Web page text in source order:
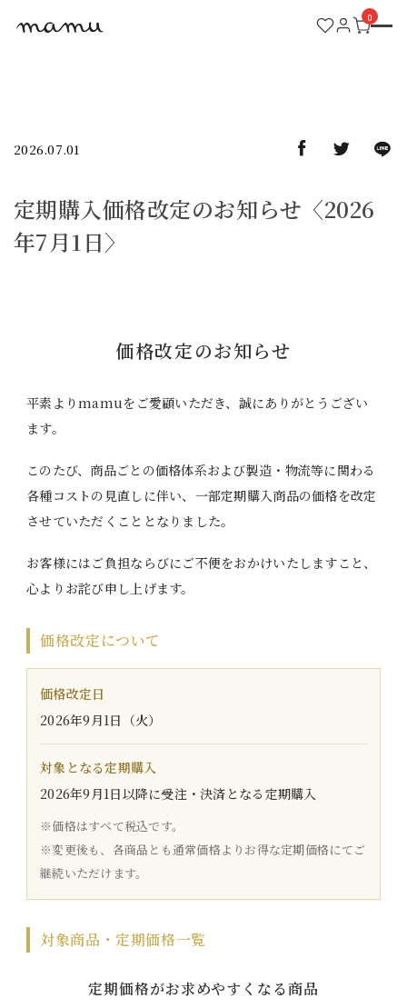
0
NEWS
2026.07.01
定期購入価格改定のお知らせ〈2026
年7月1日〉
価格改定のお知らせ
平素よりmamuをご愛顧いただき、誠にありがとうござい
ます。
このたび、商品ごとの価格体系および製造・物流等に関わる
各種コストの見直しに伴い、一部定期購入商品の価格を改定
させていただくこととなりました。
お客様にはご負担ならびにご不便をおかけいたしますこと、
心よりお詫び申し上げます。
価格改定について
価格改定日
2026年9月1日（火）
対象となる定期購入
2026年9月1日以降に受注・決済となる定期購入
※価格はすべて税込です。
※変更後も、各商品とも通常価格よりお得な定期価格にてご
継続いただけます。
対象商品・定期価格一覧
定期価格がお求めやすくなる商品